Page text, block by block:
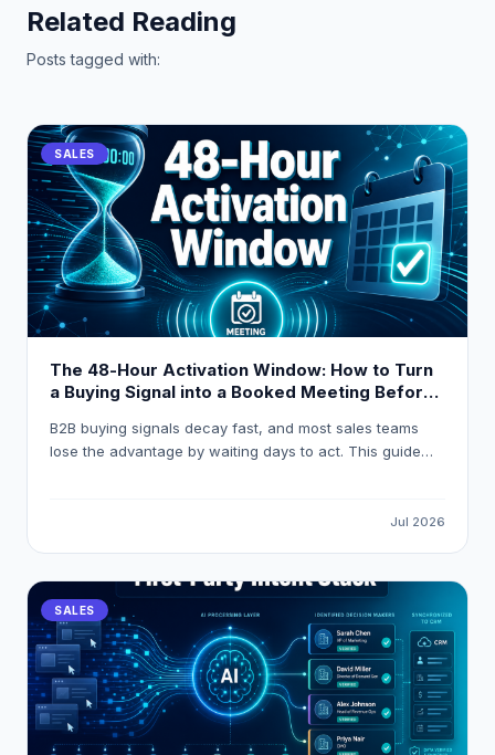
Related Reading
Posts tagged with:
SALES
The 48-Hour Activation Window: How to Turn
a Buying Signal into a Booked Meeting Before
B2B buying signals decay fast, and most sales teams
lose the advantage by waiting days to act. This guide
into personalised, booked meetings before competitors
Jul 2026
SALES